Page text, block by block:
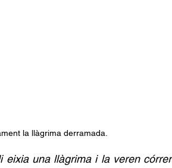
la llàgrima derramada.
eixia una llàgrima i la veren córrer